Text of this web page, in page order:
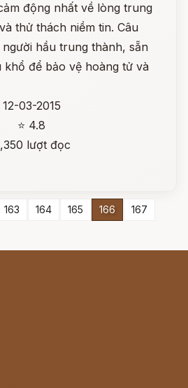
động nhất về lòng trung
thử thách niềm tin. Câu
hầu trung thành, sẵn
khổ để bảo vệ hoàng tử và
12-03-2015
⭐ 4.8
lượt đọc
163 164 165 166
167